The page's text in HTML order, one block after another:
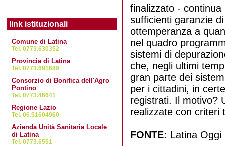
Le Ferriere
Tor Tre Ponti
link istituzionali
Comune di Latina
Tel. 0773.630352
Provincia di Latina
Tel. 0773.691689
Consorzio di Bonifica dell'Agro
Pontino
Tel. 0773.46641
Regione Lazio
Tel. 06.51604960
Azienda Unità Sanitaria Locale
di Latina
Tel. 0773.6551
finalizzato - continua
sufficienti garanzie
ottemperanza a
nel quadro
sistemi di
che, negli ultimi
gran parte dei
per i cittadini, in
registrati. Il motivo?
realizzate con criteri
FONTE: Latina Oggi